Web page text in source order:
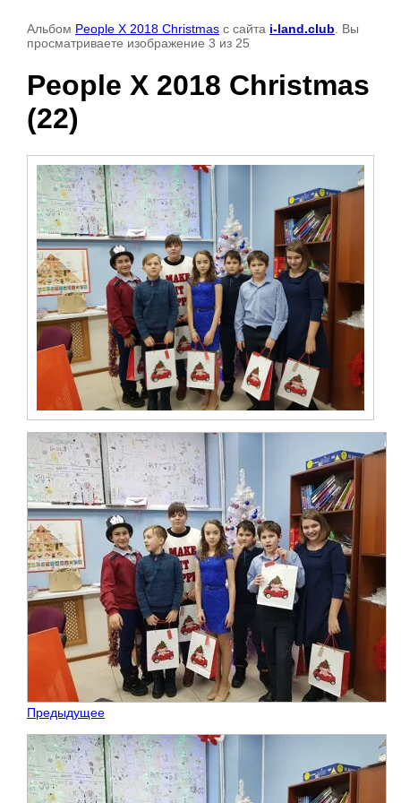
Альбом People X 2018 Christmas с сайта i-land.club . Вы
просматриваете изображение 3 из 25
People X 2018 Christmas
(22)
Предыдущее